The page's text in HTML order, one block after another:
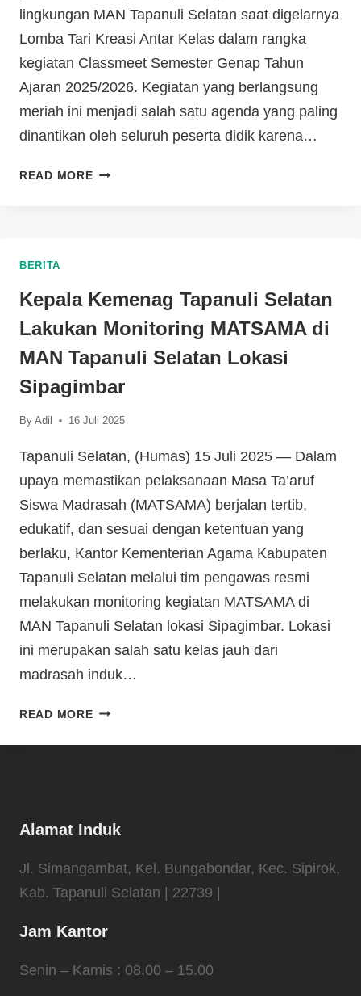
lingkungan MAN Tapanuli Selatan saat digelarnya
Lomba Tari Kreasi Antar Kelas dalam rangka
kegiatan Classmeet Semester Genap Tahun
Ajaran 2025/2026. Kegiatan yang berlangsung
meriah ini menjadi salah satu agenda yang paling
dinantikan oleh seluruh peserta didik karena…
READ MORE
BERITA
Kepala Kemenag Tapanuli Selatan
Lakukan Monitoring MATSAMA di
MAN Tapanuli Selatan Lokasi
Sipagimbar
By Adil 16 Juli 2025
Tapanuli Selatan, (Humas) 15 Juli 2025 — Dalam
upaya memastikan pelaksanaan Masa Ta’aruf
Siswa Madrasah (MATSAMA) berjalan tertib,
edukatif, dan sesuai dengan ketentuan yang
berlaku, Kantor Kementerian Agama Kabupaten
Tapanuli Selatan melalui tim pengawas resmi
melakukan monitoring kegiatan MATSAMA di
MAN Tapanuli Selatan lokasi Sipagimbar. Lokasi
ini merupakan salah satu kelas jauh dari
madrasah induk…
READ MORE
Alamat Induk
Jl. Simangambat, Kel. Bungabondar, Kec. Sipirok,
Kab. Tapanuli Selatan | 22739 |
Jam Kantor
Senin – Kamis : 08.00 – 15.00